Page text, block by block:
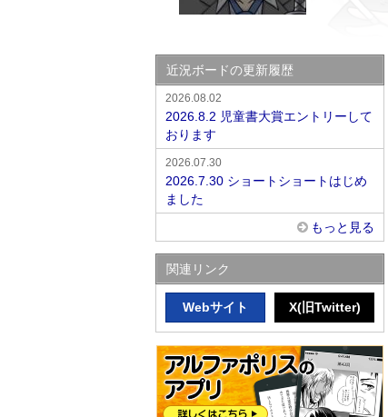
近況ボードの更新履歴
2026.08.02
2026.8.2 児童書大賞エントリーして
おります
2026.07.30
2026.7.30 ショートショートはじめ
ました
もっと見る
関連リンク
Webサイト X(旧Twitter)